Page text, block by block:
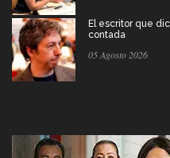
El escritor que
contada
05 Agosto 2026